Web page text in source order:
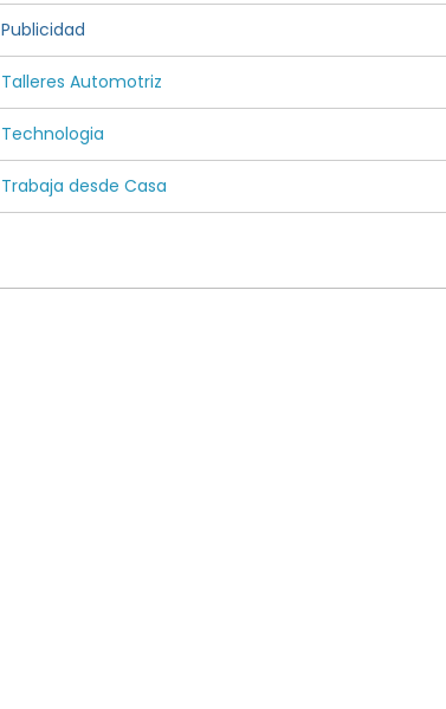
Publicidad
Talleres Automotriz
Technologia
Trabaja desde Casa